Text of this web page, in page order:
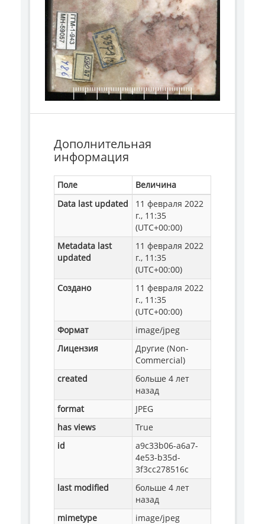
Дополнительная
информация
Поле
Величина
Data last updated
11 февраля 2022
г., 11:35
(UTC+00:00)
Metadata last
updated
11 февраля 2022
г., 11:35
(UTC+00:00)
Создано
11 февраля 2022
г., 11:35
(UTC+00:00)
Формат
image/jpeg
Лицензия
Другие (Non-
Commercial)
created
больше 4 лет
назад
format
JPEG
has views
True
id
a9c33b06-a6a7-
4e53-b35d-
3f3cc278516c
last modified
больше 4 лет
назад
mimetype
image/jpeg